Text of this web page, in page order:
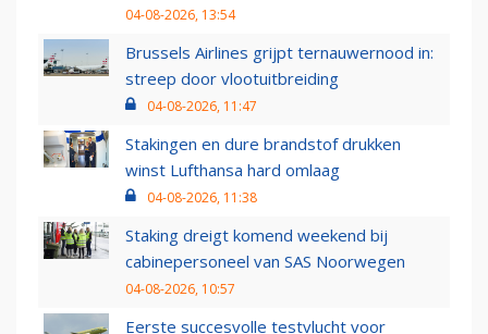
04-08-2026, 13:54
Brussels Airlines grijpt ternauwernood in:
streep door vlootuitbreiding
04-08-2026, 11:47
Stakingen en dure brandstof drukken
winst Lufthansa hard omlaag
04-08-2026, 11:38
Staking dreigt komend weekend bij
cabinepersoneel van SAS Noorwegen
04-08-2026, 10:57
Eerste succesvolle testvlucht voor